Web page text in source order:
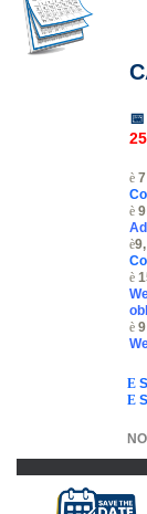
📅
è
è
è
è
è
E
E